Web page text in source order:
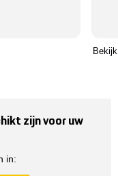
zijn voor uw
in: